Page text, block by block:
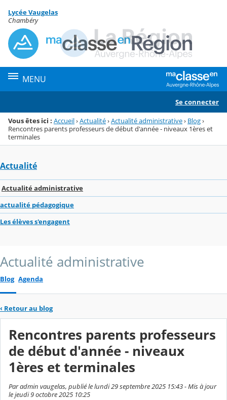
Menu de la rubrique
Contenu
Lycée Vaugelas
Chambéry
MENU
Se connecter
Vous êtes ici : Accueil›Actualité›Actualité administrative› Blog›
Rencontres parents professeurs de début d'année - niveaux 1ères et
terminales
Actualité
Actualité administrative
actualité pédagogique
Les élèves s'engagent
Actualité administrative
Blog Agenda
‹ Retour au blog
Rencontres parents professeurs
de début d'année - niveaux
1ères et terminales
Par admin vaugelas, publié le lundi 29 septembre 2025 15:43 - Mis à jour
le jeudi 9 octobre 2025 10:25